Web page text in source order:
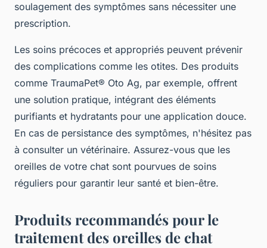
soulagement des symptômes sans nécessiter une
prescription.
Les soins précoces et appropriés peuvent prévenir
des complications comme les otites. Des produits
comme TraumaPet® Oto Ag, par exemple, offrent
une solution pratique, intégrant des éléments
purifiants et hydratants pour une application douce.
En cas de persistance des symptômes, n'hésitez pas
à consulter un vétérinaire. Assurez-vous que les
oreilles de votre chat sont pourvues de soins
réguliers pour garantir leur santé et bien-être.
Produits recommandés pour le
traitement des oreilles de chat